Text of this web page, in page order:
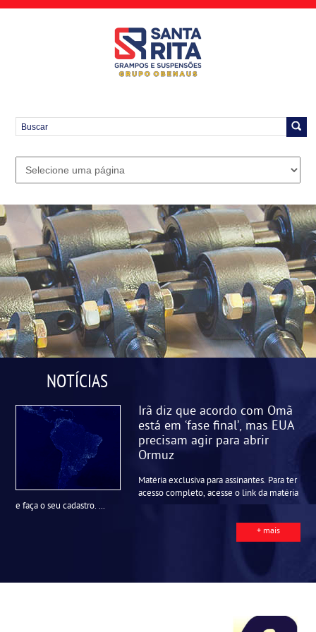
NOTÍCIAS
Irã diz que acordo com Omã
está em ‘fase final’, mas EUA
precisam agir para abrir
Ormuz
Matéria exclusiva para assinantes. Para ter
acesso completo, acesse o link da matéria
e faça o seu cadastro. ...
+ mais